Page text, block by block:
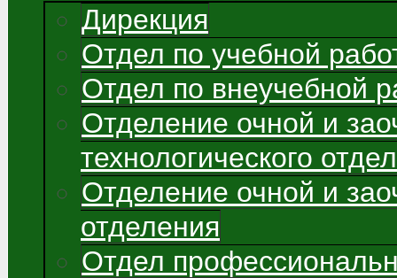
Дирекция
Отдел по учебной
Отдел по внеучебной
Отделение очной и
технологического
Отделение очной и
отделения
Отдел